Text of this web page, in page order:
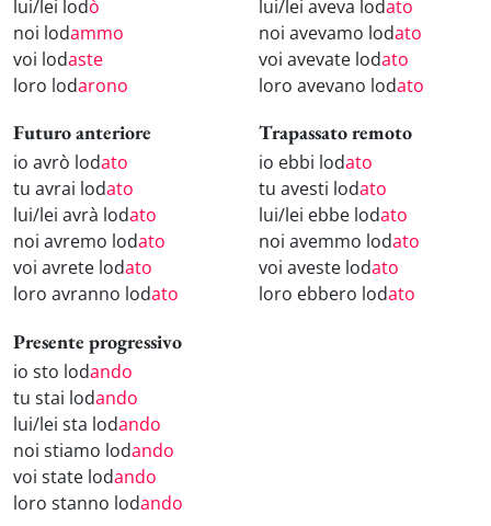
lui/lei lodò
noi lodammo
voi lodaste
loro lodarono
lui/lei aveva lodato
noi avevamo lodato
voi avevate lodato
loro avevano lodato
Futuro anteriore
io avrò lodato
tu avrai lodato
lui/lei avrà lodato
noi avremo lodato
voi avrete lodato
loro avranno lodato
Trapassato remoto
io ebbi lodato
tu avesti lodato
lui/lei ebbe lodato
noi avemmo lodato
voi aveste lodato
loro ebbero lodato
Presente progressivo
io sto lodando
tu stai lodando
lui/lei sta lodando
noi stiamo lodando
voi state lodando
loro stanno lodando